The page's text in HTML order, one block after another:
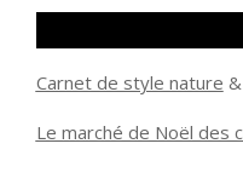
Carnet de style nature &
Le marché de Noël des